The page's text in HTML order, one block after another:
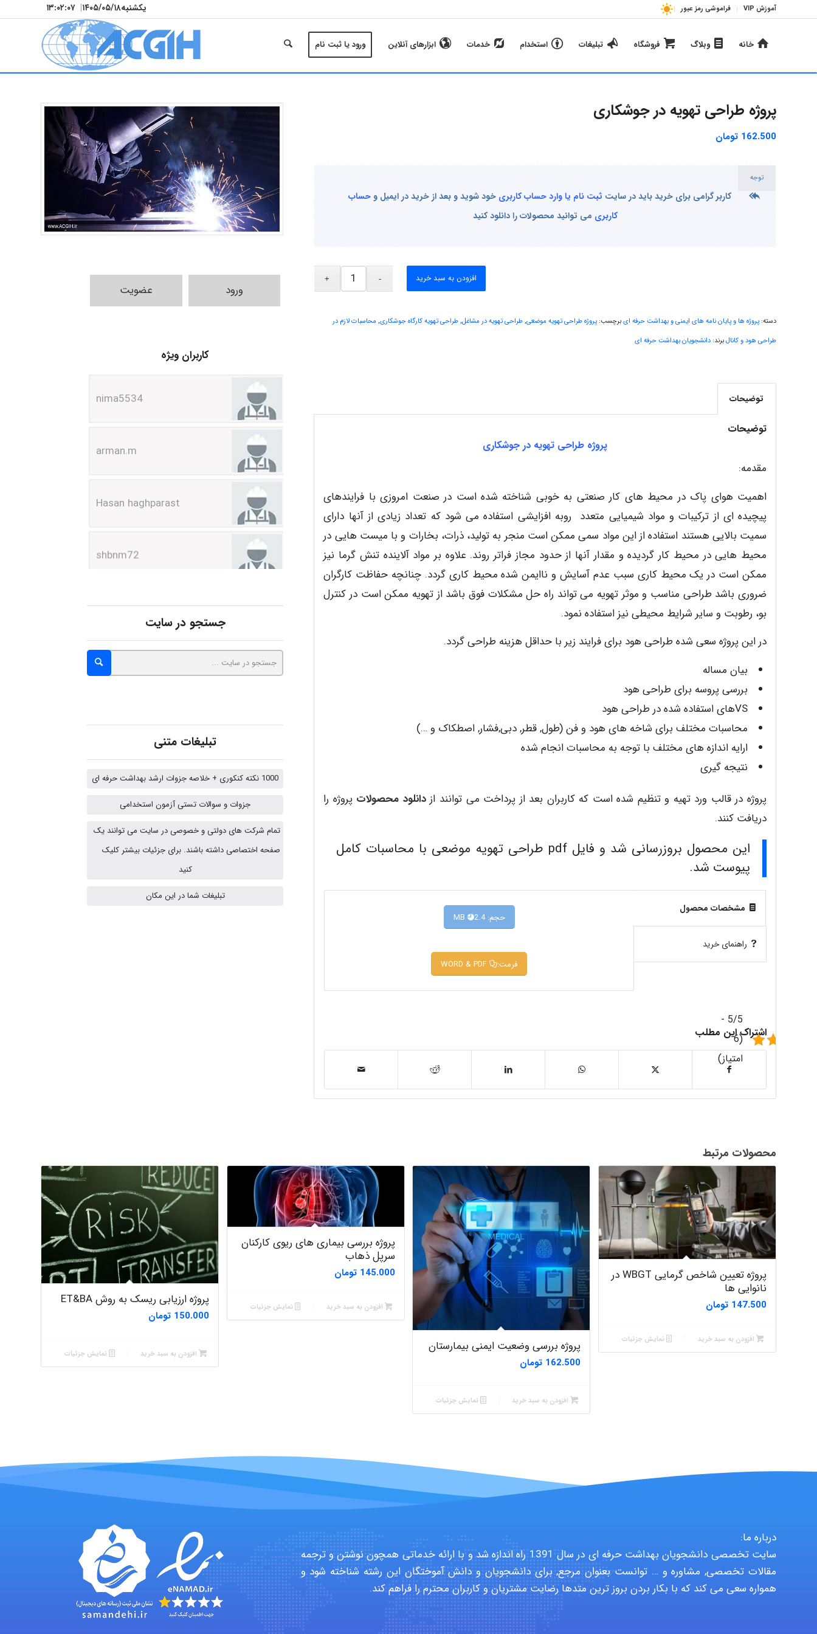
آموزش VIP فراموشی رمز عبور یکشنبه۱۴۰۵/۰۵/۱۸| ۱۳:۰۲:۰۸
خانه وبلاگ فروشگاه تبلیغات استخدام خدمات ابزارهای آنلاین ورود یا ثبت نام
ورود عضویت
کاربران ویژه
ZAK
fahimeh sheibani
HaddadiMahsa
ZAK
vali
fahimeh sheibani
HaddadiMahsa
جستجو در سایت
تبلیغات متنی
1000 نکته کنکوری + خلاصه جزوات ارشد بهداشت حرفه ای
جزوات و سوالات تستی آزمون استخدامی
تمام شرکت های دولتی و خصوصی در سایت می توانند یک
صفحه اختصاصی داشته باشند. برای جزئیات بیشتر کلیک
کنید
تبلیغات شما در این مکان
پروژه طراحی تهویه در جوشکاری
162.500 تومان
توجه
کاربر گرامی برای خرید باید در سایت ثبت نام یا وارد حساب کاربری خود شوید و بعد از خرید در ایمیل وحساب
کاربری می توانید محصولات را دانلود کنید
افزودن به سبد خرید
دسته: پروژه ها و پایان نامه های ایمنی و بهداشت حرفه ایبرچسب: پروژه طراحی تهویه موضعی,طراحی تهویه در مشاغل,طراحی تهویه کارگاه جوشکاری, محاسبات لازم در
طراحی هود و کانالبرند: دانشجویان بهداشت حرفه ای
توضیحات
توضیحات
پروژه طراحی تهویه در جوشکاری
مقدمه:
اهمیت هوای پاک در محیط های کار صنعتی به خوبی شناخته شده است در صنعت امروزی با فرایندهای
پیچیده ای از ترکیبات و مواد شیمیایی متعدد روبه افزایشی استفاده می شود که تعداد زیادی از آنها دارای
سمیت بالایی هستند استفاده از این مواد سمی ممکن است منجر به تولید، ذرات، بخارات و با میست هایی در
محیط هایی در محیط کار گردیده و مقدار آنها از حدود مجاز فراتر روند. علاوه بر مواد آلاینده تنش گرما نیز
ممکن است در یک محیط کاری سبب عدم آسایش و ناایمن شده محیط کاری گردد. چنانچه حفاظت کارگران
ضروری باشد طراحی مناسب و موثر تهویه می تواند راه حل مشکلات فوق باشد از تهویه ممکن است در کنترل
بو،‌ رطوبت و سایر شرایط محیطی نیز استفاده نمود.
در این پروژه سعی شده طراحی هود برای فرایند زیر با حداقل هزینه طراحی گردد.
بیان مساله
بررسی پروسه برای طراحی هود
VSهای استفاده شده در طراحی هود
محاسبات مختلف برای شاخه های هود و فن (طول, قطر, دبی,فشار, اصطکاک و …)
ارایه اندازه های مختلف با توجه به محاسبات انجام شده
نتیجه گیری
پروژه در قالب ورد تهیه و تنظیم شده است که کاربران بعد از پرداخت می توانند ازدانلود محصولات پروژه را
دریافت کنند.
این محصول بروزرسانی شد و فایل pdf طراحی تهویه موضعی با محاسبات کامل
پیوست شد.
مشخصات محصول
راهنمای خرید
حجم: 2.4 MB
فرمت: WORD & PDF
اشتراک این مطلب
5/5 -
(6
امتیاز)
محصولات مرتبط
پروژه تعیین شاخص گرمایی WBGT در
نانوایی ها
147.500 تومان
افزودن به سبد خرید نمایش جزئیات پروژه بررسی وضعیت ایمنی بیمارستان
162.500 تومان
افزودن به سبد خرید نمایش جزئیات
پروژه بررسی بیماری های ریوی کارکنان
سرپل ذهاب
145.000 تومان
افزودن به سبد خرید نمایش جزئیات پروژه ارزیابی ریسک به روش ET&BA
150.000 تومان
افزودن به سبد خرید نمایش جزئیات
درباره ما:
سایت تخصصی دانشجویان بهداشت حرفه ای در سال 1391 راه اندازه شد و با ارائه خدماتی همچون نوشتن و ترجمه
مقالات تخصصی, مشاوره و … توانست بعنوان مرجع, برای دانشجویان و دانش آموختگان این رشته شناخته شود و
همواره سعی می کند که با بکار بردن بروز ترین متدها رضایت مشتریان و کاربران محترم را فراهم کند.